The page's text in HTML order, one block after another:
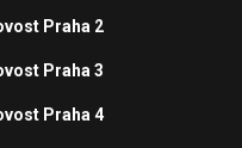
Praha 2
Praha 3
Praha 4